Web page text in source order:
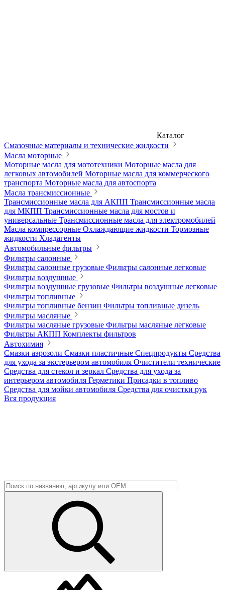
Каталог
Смазочные материалы и технические жидкости
Масла моторные
Моторные масла для мототехники Моторные масла для
легковых автомобилей Моторные масла для коммерческого
транспорта Моторные масла для автоспорта
Масла трансмиссионные
Трансмиссионные масла для АКПП Трансмиссионные масла
для МКПП Трансмиссионные масла для мостов и
универсальные Трансмиссионные масла для электромобилей
Масла компрессорные Охлаждающие жидкости Тормозные
жидкости Хладагенты
Автомобильные фильтры
Фильтры салонные
Фильтры салонные грузовые Фильтры салонные легковые
Фильтры воздушные
Фильтры воздушные грузовые Фильтры воздушные легковые
Фильтры топливные
Фильтры топливные бензин Фильтры топливные дизель
Фильтры масляные
Фильтры масляные грузовые Фильтры масляные легковые
Фильтры АКПП Комплекты фильтров
Автохимия
Смазки аэрозоли Смазки пластичные Спецпродукты Средства
для ухода за экстерьером автомобиля Очистители технические
Средства для стекол и зеркал Средства для ухода за
интерьером автомобиля Герметики Присадки в топливо
Средства для мойки автомобиля Средства для очистки рук
Вся продукция